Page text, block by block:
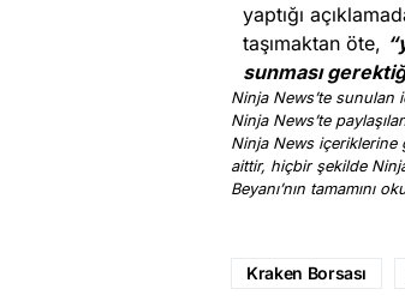
yaptığı
taşımaktan öte,
sunması
Ninja News’te sunulan
Ninja News’te
Ninja News içeriklerine
aittir, hiçbir şekilde
Beyanı’nın tamamını
Kraken Borsası